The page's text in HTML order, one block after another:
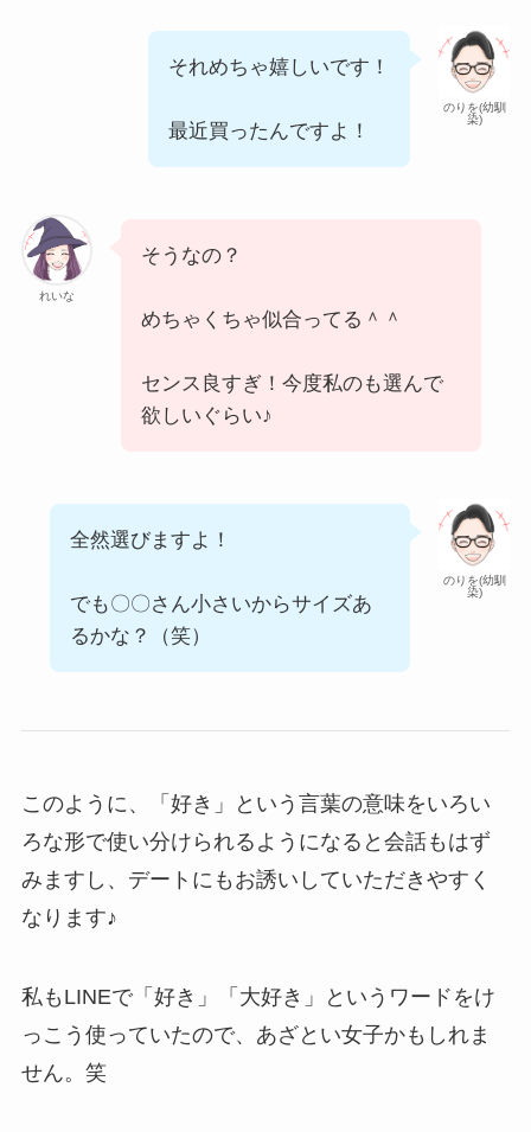
のりを(幼馴
染)
それめちゃ嬉しいです！
最近買ったんですよ！
れいな
そうなの？
めちゃくちゃ似合ってる＾＾
センス良すぎ！今度私のも選んで
欲しいぐらい♪
のりを(幼馴
染)
全然選びますよ！
でも〇〇さん小さいからサイズあ
るかな？（笑）
このように、「好き」という言葉の意味をいろい
ろな形で使い分けられるようになると会話もはず
みますし、デートにもお誘いしていただきやすく
なります♪
私もLINEで「好き」「大好き」というワードをけ
っこう使っていたので、あざとい女子かもしれま
せん。笑